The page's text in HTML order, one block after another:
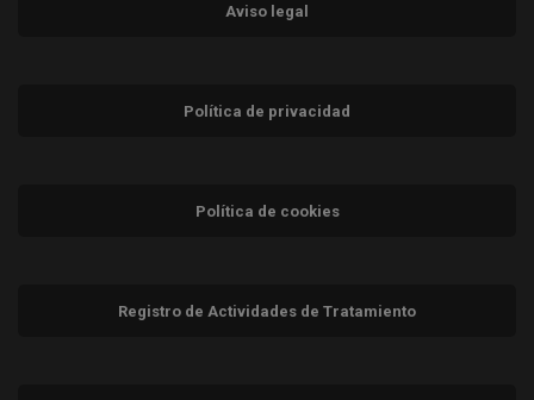
Aviso legal
Política de privacidad
Política de cookies
Registro de Actividades de Tratamiento